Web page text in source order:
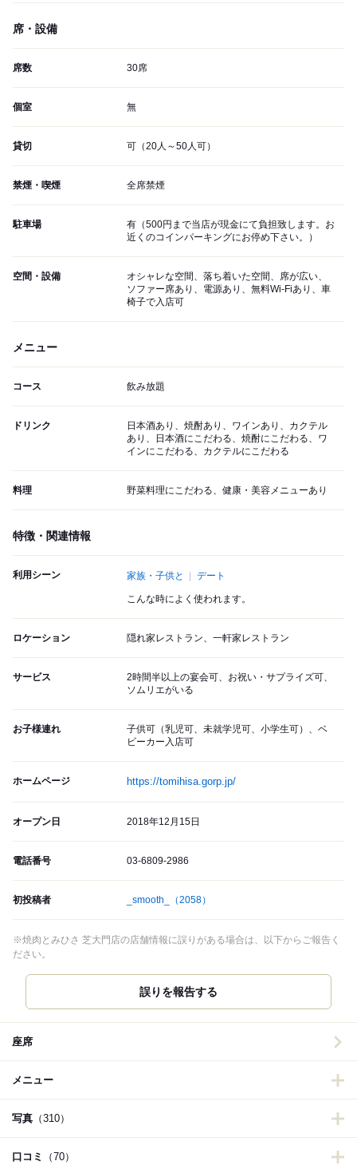
席・設備
席数 30席
個室 無
貸切 可（20人～50人可）
禁煙・喫煙 全席禁煙
駐車場
有（500円まで当店が現金にて負担致します。お
近くのコインパーキングにお停め下さい。）
空間・設備
オシャレな空間、落ち着いた空間、席が広い、
ソファー席あり、電源あり、無料Wi-Fiあり、車
椅子で入店可
メニュー
コース 飲み放題
ドリンク
日本酒あり、焼酎あり、ワインあり、カクテル
あり、日本酒にこだわる、焼酎にこだわる、ワ
インにこだわる、カクテルにこだわる
料理 野菜料理にこだわる、健康・美容メニューあり
特徴・関連情報
利用シーン 家族・子供と デート
こんな時によく使われます。
ロケーション 隠れ家レストラン、一軒家レストラン
サービス
2時間半以上の宴会可、お祝い・サプライズ可、
ソムリエがいる
お子様連れ
子供可（乳児可、未就学児可、小学生可）、ベ
ビーカー入店可
ホームページ https://tomihisa.gorp.jp/
オープン日 2018年12月15日
電話番号 03-6809-2986
初投稿者 _smooth_ （2058）
※焼肉とみひさ 芝大門店の店舗情報に誤りがある場合は、以下からご報告く
ださい。
誤りを報告する
座席
メニュー
写真 （310）
口コミ （70）